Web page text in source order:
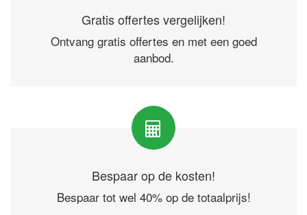
Gratis offertes vergelijken!
Ontvang gratis offertes en met een goed
aanbod.
Bespaar op de kosten!
Bespaar tot wel 40% op de totaalprijs!